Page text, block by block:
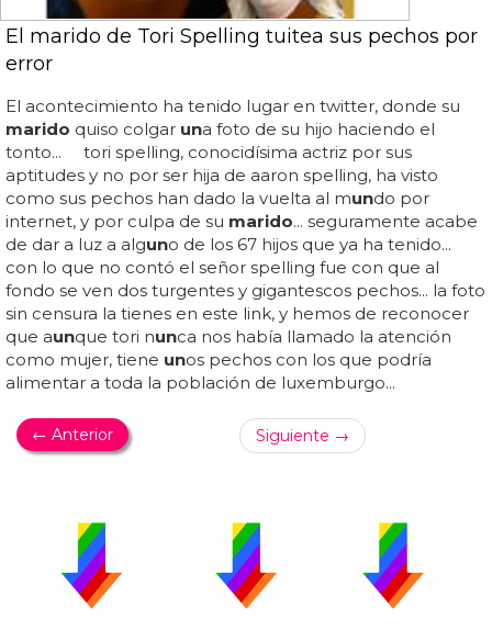
El marido de Tori Spelling tuitea sus pechos por
error
El acontecimiento ha tenido lugar en twitter, donde su
marido quiso colgar una foto de su hijo haciendo el
tonto... tori spelling, conocidísima actriz por sus
aptitudes y no por ser hija de aaron spelling, ha visto
como sus pechos han dado la vuelta al mundo por
internet, y por culpa de su marido... seguramente acabe
de dar a luz a alguno de los 67 hijos que ya ha tenido...
con lo que no contó el señor spelling fue con que al
fondo se ven dos turgentes y gigantescos pechos... la foto
sin censura la tienes en este link, y hemos de reconocer
que aunque tori nunca nos había llamado la atención
como mujer, tiene unos pechos con los que podría
alimentar a toda la población de luxemburgo...
← Anterior Siguiente →